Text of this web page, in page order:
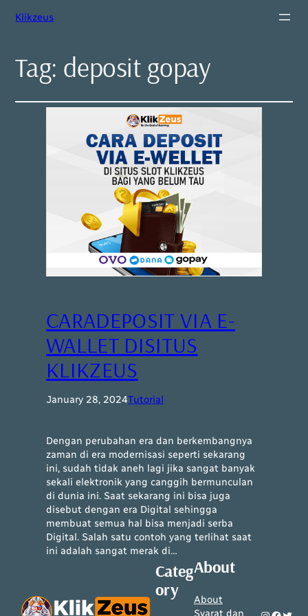
Klikzeus
Tag: deposit gopay
CARADEPOSIT VIA E-
WALLET DISITUS
KLIKZEUS
January 28, 2024Tutorial
Dengan perubahan era dan berkembangnya
zaman di era modernisasi seperti sekarang
ini, sudah tidak aneh lagi jika sangat banyak
sekali elektronik yang canggih bermunculan
di dunia ini. Saat sekarang ini bisa juga
disebut dengan era Digital sehingga
membuat semua hal bisa menjadi serba
Digital. Salah satu contoh yang terlihat saat
ini adalah sangat merak di…
Categ
ory
About
About
Syarat dan